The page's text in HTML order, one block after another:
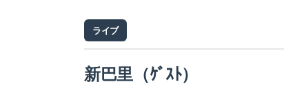
ライブ
新巴里（ｹﾞｽﾄ）